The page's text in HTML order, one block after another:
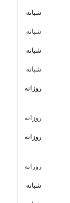
شبانه
شبانه
شبانه
شبانه
روزانه
روزانه
روزانه
روزانه
شبانه